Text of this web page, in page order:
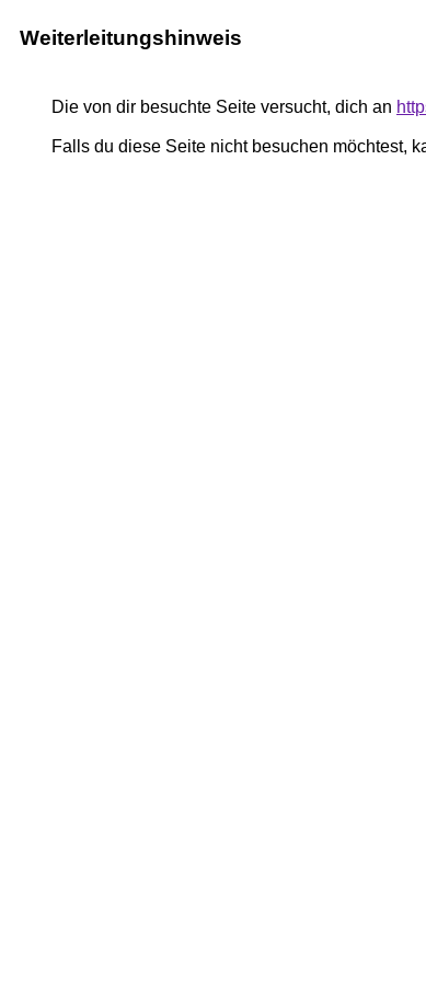
Weiterleitungshinweis
Die von dir besuchte Seite versucht, dich an
Falls du diese Seite nicht besuchen möchtest,